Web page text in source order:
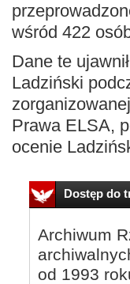
wśród 422
Dane te
Ladziński
Prawa ELSA,
ocenie
Dostęp do
Archiwum
od 1993